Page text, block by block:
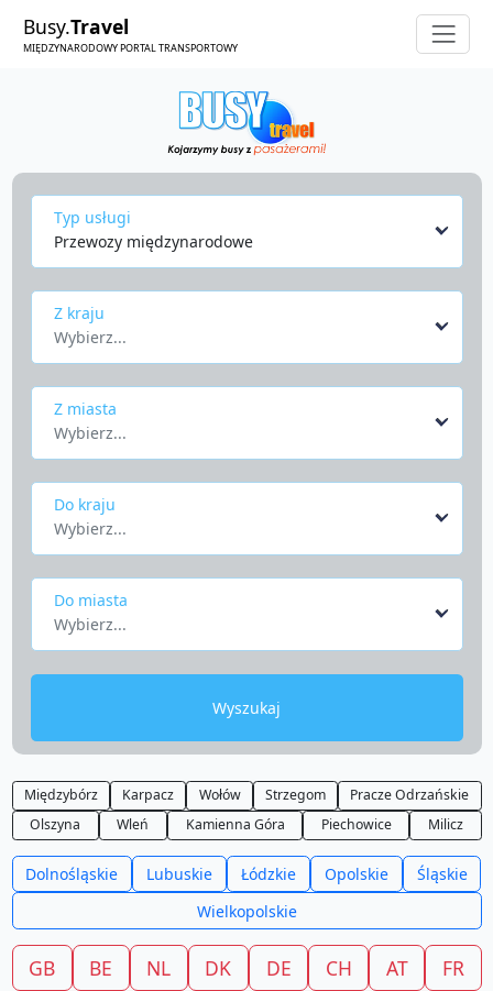
Busy.Travel
MIĘDZYNARODOWY PORTAL TRANSPORTOWY
Typ usługi
Przewozy międzynarodowe
Z kraju
Wybierz...
Z miasta
Wybierz...
Do kraju
Wybierz...
Do miasta
Wybierz...
Wyszukaj
Międzybórz Karpacz Wołów Strzegom
Pracze Odrzańskie
Olszyna
Wleń Kamienna Góra Piechowice Milicz
Dolnośląskie Lubuskie Łódzkie Opolskie
Śląskie
Wielkopolskie
GB BE NL DK DE CH AT
FR